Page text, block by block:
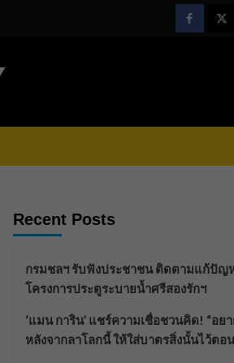
Facebook
Recent Posts
กรมชลฯ รับฟังประชาชน ติดตามแก้ปัญ
โครงการประตูระบายน้ำศรีสองรักฯ
‘แมน การิน’ แชร์ความเชื่อชวนคิด! “อย
หลังจากลาโลกนี้ ให้ใส่บาตรสิ่งนั้นไว้ตอ